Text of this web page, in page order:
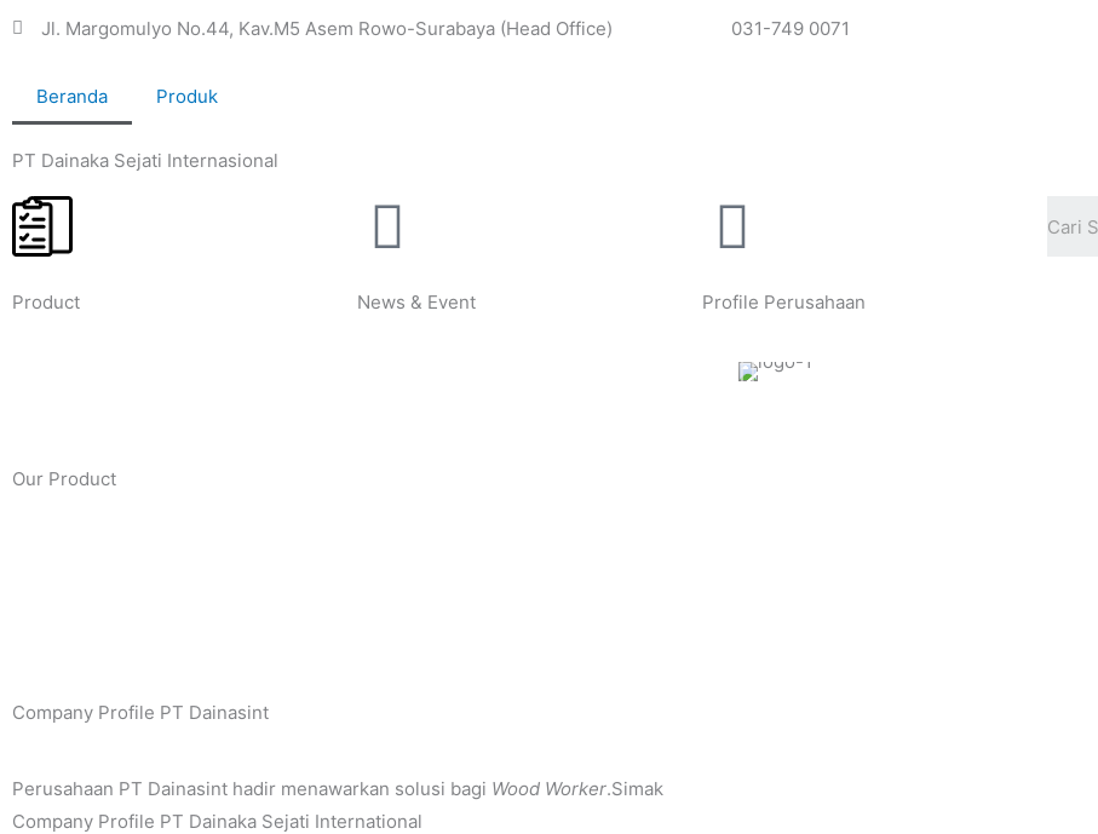
Lewati
Jl. Margomulyo No.44, Kav.M5 Asem Rowo-Surabaya (Head Office) 031-749 0071
Beranda Produk
PT Dainaka Sejati Internasional
Product News & Event Profile Perusahaan
Our Product
Company Profile PT Dainasint
Perusahaan PT Dainasint hadir menawarkan solusi bagi Wood Worker.Simak
Company Profile PT Dainaka Sejati International